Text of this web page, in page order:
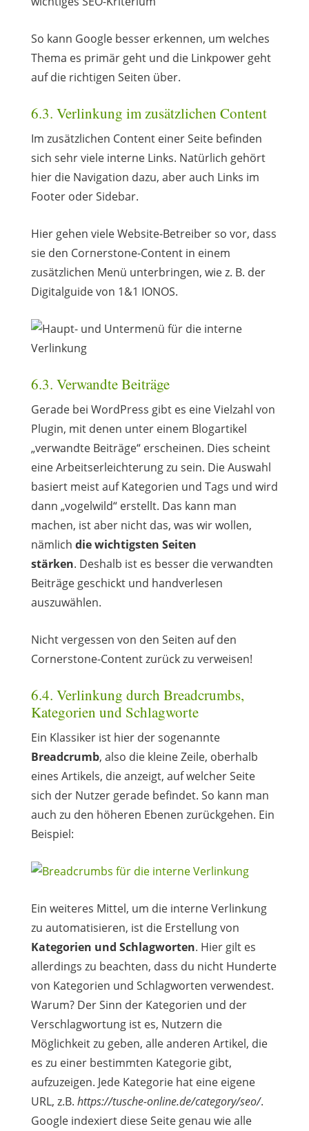
So kann Google besser erkennen, um welches
Thema es primär geht und die Linkpower geht
auf die richtigen Seiten über.
6.3. Verlinkung im zusätzlichen Content
Im zusätzlichen Content einer Seite befinden
sich sehr viele interne Links. Natürlich gehört
hier die Navigation dazu, aber auch Links im
Footer oder Sidebar.
Hier gehen viele Website-Betreiber so vor, dass
sie den Cornerstone-Content in einem
zusätzlichen Menü unterbringen, wie z. B. der
Digitalguide von 1&1 IONOS.
6.3. Verwandte Beiträge
Gerade bei WordPress gibt es eine Vielzahl von
Plugin, mit denen unter einem Blogartikel
„verwandte Beiträge“ erscheinen. Dies scheint
eine Arbeitserleichterung zu sein. Die Auswahl
basiert meist auf Kategorien und Tags und wird
dann „vogelwild“ erstellt. Das kann man
machen, ist aber nicht das, was wir wollen,
nämlich die wichtigsten Seiten
stärken. Deshalb ist es besser die verwandten
Beiträge geschickt und handverlesen
auszuwählen.
Nicht vergessen von den Seiten auf den
Cornerstone-Content zurück zu verweisen!
6.4. Verlinkung durch Breadcrumbs,
Kategorien und Schlagworte
Ein Klassiker ist hier der sogenannte
Breadcrumb, also die kleine Zeile, oberhalb
eines Artikels, die anzeigt, auf welcher Seite
sich der Nutzer gerade befindet. So kann man
auch zu den höheren Ebenen zurückgehen. Ein
Beispiel:
Ein weiteres Mittel, um die interne Verlinkung
zu automatisieren, ist die Erstellung von
Kategorien und Schlagworten. Hier gilt es
allerdings zu beachten, dass du nicht Hunderte
von Kategorien und Schlagworten verwendest.
Warum? Der Sinn der Kategorien und der
Verschlagwortung ist es, Nutzern die
Möglichkeit zu geben, alle anderen Artikel, die
es zu einer bestimmten Kategorie gibt,
aufzuzeigen. Jede Kategorie hat eine eigene
URL, z.B. https://tusche-online.de/category/seo/.
Google indexiert diese Seite genau wie alle